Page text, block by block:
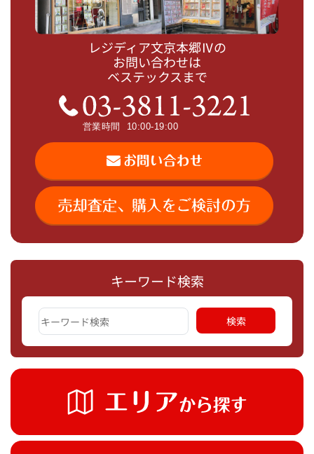
キーワード検索
レジディア文京本郷Ⅳの
お問い合わせは
ベステックスまで